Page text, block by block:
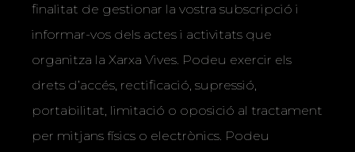
finalitat de gestionar la vostra subscripció i
informar-vos dels actes i activitats que
organitza la Xarxa Vives. Podeu exercir els
drets d’accés, rectificació, supressió,
portabilitat, limitació o oposició al tractament
per mitjans físics o electrònics. Podeu